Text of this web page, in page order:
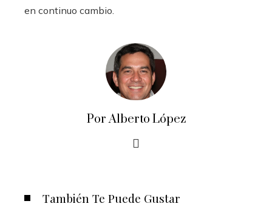
en continuo cambio.
Por Alberto López
También Te Puede Gustar